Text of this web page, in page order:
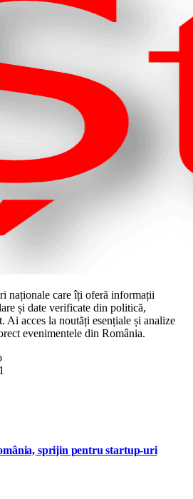
naționale care îți oferă informații
și date verificate din politică,
Ai acces la noutăți esențiale și analize
evenimentele din România.
sprijin pentru startup-uri